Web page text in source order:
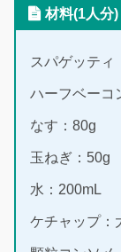
材料(1人分)
スパゲッティ
ハーフベーコ
なす：80g
玉ねぎ：50g
水：200mL
ケチャップ：